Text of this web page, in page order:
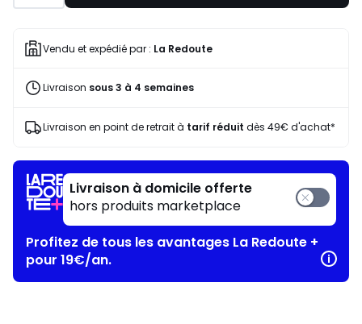
Vendu et expédié par : La Redoute
Livraison sous 3 à 4 semaines
Livraison en point de retrait à tarif réduit dès 49€ d'achat*
Livraison à domicile offerte
hors produits marketplace
Profitez de tous les avantages La Redoute +
pour 19€/an.